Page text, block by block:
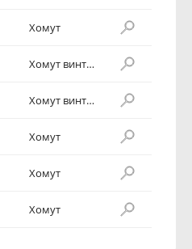
Хомут
Хомут винтовой червячный
Хомут винтовой червячный
Хомут
Хомут
Хомут